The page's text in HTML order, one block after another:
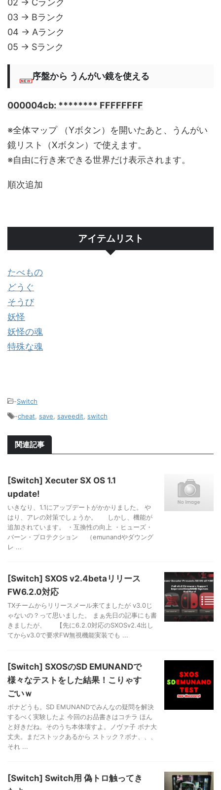
02 → Cランク
03 → Bランク
04 → Aランク
05 → Sランク
序盤から うんがい鏡を使える
000004cb: ******** FFFFFFFF
※全体マップ （Yボタン）を開いたあと、うんがい
鏡リスト（Xボタン）で使えます。
※自由に行き来できる世界だけ表示されます。
順次追加
アイテムリスト
たべもの
どうぐ
そうび
妖怪
妖怪の魂
特殊な魂
-Switch
-cheat save saveedit switch
関連記事
[Switch] Xecuter SX OS 1.1
update!
いきなり、1.1にアップデートがかかりました。 や
はり、アレの対策でしょうか。 しかし、機能が
追加されています。 ・互換性の向上 ・ヒューズ・
バーン・プロテクション （emunandやダウング
レ ...
[Switch] SXOS v2.4betaリリース
FW6.2.0対応
TXチームからリリースメール来てましたが v3.0じ
ゃないの？って思いました。 まぁ先日の記事にも書
きましたが、 【先に6.2.0対応のSXOSv2.4出し
てからv3.0で要求FW無視機能実装でも ...
[Switch] SXOSのSD EMUNANDで
様々なテストをした結果！こりゃす
ごいｗ
ボナどうも。SD EMUNANDでみんなの疑問を解決
するべく実験したよ 今回のお品書きはコチラ ほん
と好きだね。そのうち本体壊すよ。ノヴァ子 ボナ大
丈夫。まだストックあるから ストック？ボナ、、、
それ ...
[Switch] Switch用 偽トロ触ってき